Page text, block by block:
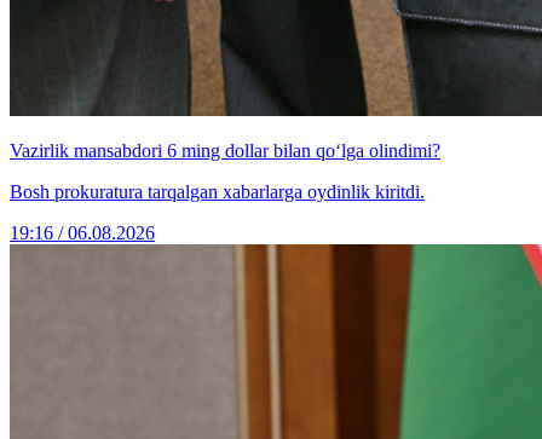
Vazirlik mansabdori 6 ming dollar bilan qo‘lga olindimi?
Bosh prokuratura tarqalgan xabarlarga oydinlik kiritdi.
19:16 / 06.08.2026